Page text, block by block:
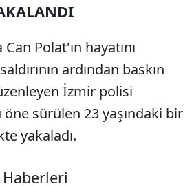
Polat'ın hayatını
ardından baskın
İzmir polisi
sürülen 23 yaşındaki bir
yakaladı.